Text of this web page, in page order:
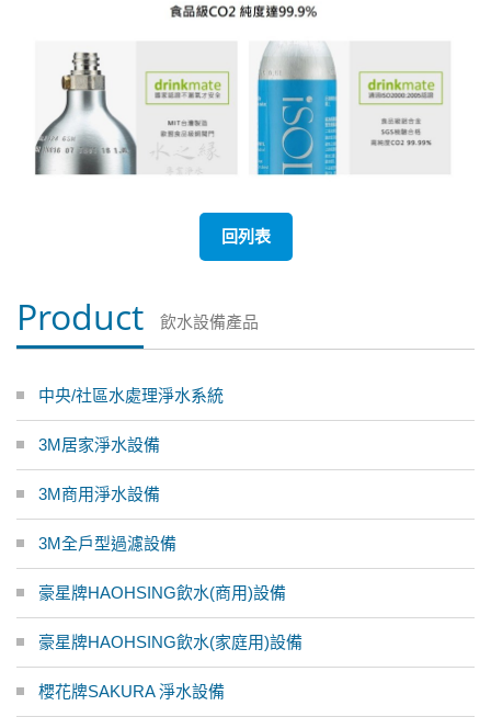
回列表
Product 飲水設備產品
中央/社區水處理淨水系統
3M居家淨水設備
3M商用淨水設備
3M全戶型過濾設備
豪星牌HAOHSING飲水(商用)設備
豪星牌HAOHSING飲水(家庭用)設備
櫻花牌SAKURA 淨水設備